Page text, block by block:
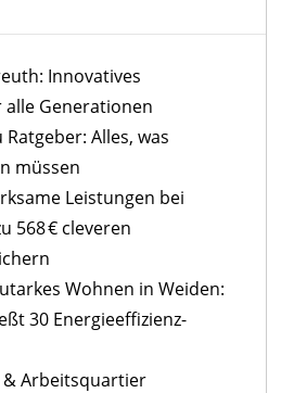
Innovatives
Generationen
Alles, was
müssen
Leistungen bei
568 € cleveren
Wohnen in Weiden:
30 Energieeffizienz-
& Arbeitsquartier